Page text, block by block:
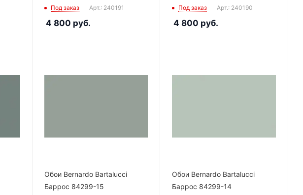
Под заказ Арт.: 240191
4 800 руб.
Под заказ Арт.: 240190
4 800 руб.
Обои Bernardo Bartalucci
Баррос 84299-15
Обои Bernardo Bartalucci
Баррос 84299-14